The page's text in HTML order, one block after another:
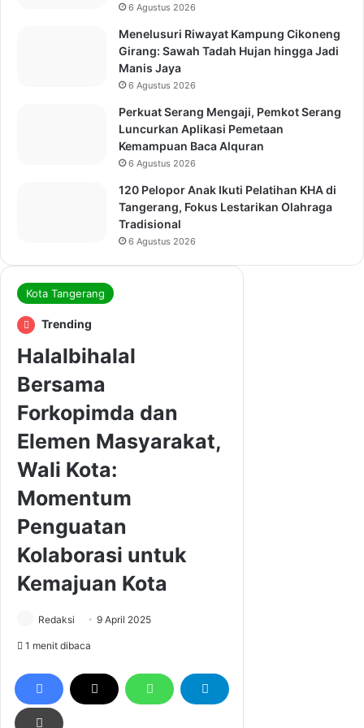
6 Agustus 2026
Menelusuri Riwayat Kampung Cikoneng
Girang: Sawah Tadah Hujan hingga Jadi
Manis Jaya
6 Agustus 2026
Perkuat Serang Mengaji, Pemkot Serang
Luncurkan Aplikasi Pemetaan
Kemampuan Baca Alquran
6 Agustus 2026
120 Pelopor Anak Ikuti Pelatihan KHA di
Tangerang, Fokus Lestarikan Olahraga
Tradisional
6 Agustus 2026